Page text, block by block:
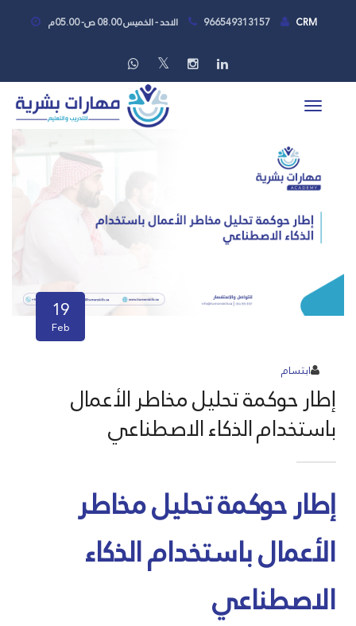
الاحد - الخميس 08.00 ص- 05.00م 966549313157 CRM
19
Feb
ابتسام
إطار حوكمة تحليل مخاطر الأعمال
باستخدام الذكاء الاصطناعي
إطار حوكمة تحليل مخاطر
الأعمال باستخدام الذكاء
الاصطناعي